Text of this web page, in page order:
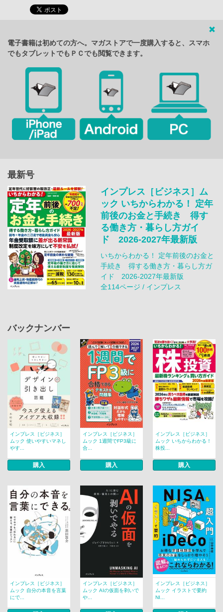
電子書籍は初めての方へ。マガストアで一度購入すると、スマホ
でもタブレットでもＰＣでも閲覧できます。
最新号
インプレス［ビジネス］ム
ック いちからわかる！ 定年
前後のお金と手続き 得す
る働き方・暮らし方ガイ
ド 2026-2027年最新版
いちからわかる！ 定年前後のお金と
手続き 得する働き方・暮らし方ガ
イド 2026-2027年最新版
全114ページ / インプレス
バックナンバー
インプレス［ビジネス］
ムック 使いやすいマネし
やす...
購入
インプレス［ビジネス］
ムック 1週間でFP3級に
合...
購入
インプレス［ビジネス］
ムック いちからわかる！
株投...
購入
インプレス［ビジネス］
ムック 自分の本音を言葉
にで...
インプレス［ビジネス］
ムック AIの仮面を剥いで
や...
インプレス［ビジネス］
ムック イラストで要約
NI...